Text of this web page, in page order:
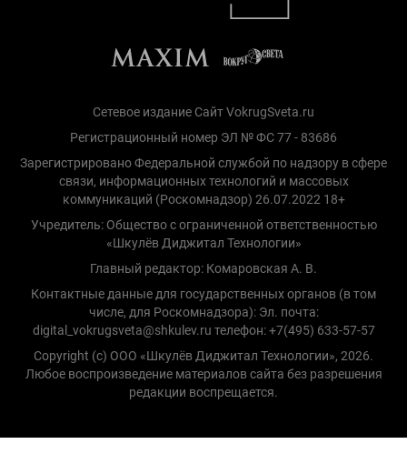
Сетевое издание Сайт VokrugSveta.ru
Регистрационный номер ЭЛ № ФС 77 - 83686
Зарегистрировано Федеральной службой по надзору в сфере
связи, информационных технологий и массовых
коммуникаций (Роскомнадзор) 26.07.2022 18+
Учредитель: Общество с ограниченной ответственностью
«Шкулёв Диджитал Технологии»
Главный редактор: Комаровская А. В.
Контактные данные для государственных органов (в том
числе, для Роскомнадзора): Эл. почта:
digital_vokrugsveta@shkulev.ru телефон: +7(495) 633-57-57
Copyright (с) ООО «Шкулёв Диджитал Технологии», 2026.
Любое воспроизведение материалов сайта без разрешения
редакции воспрещается.